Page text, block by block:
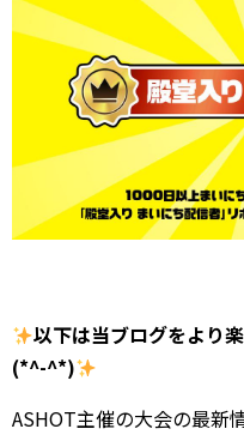
以下は当ブログをより
(*^-^*)
ASHOT主催の大会の最